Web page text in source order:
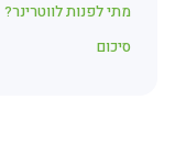
מתי לפנות לווטרינר?
סיכום